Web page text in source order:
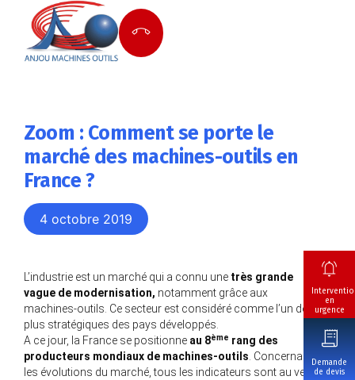
en
urgence
Demande
de devis
Zoom : Comment se porte le
marché des machines-outils en
France ?
4 octobre 2019
L’industrie est un marché qui a connu une très grande
vague de modernisation, notamment grâce aux
machines-outils. Ce secteur est considéré comme l’un des
plus stratégiques des pays développés.
A ce jour, la France se positionne au 8ème rang des
producteurs mondiaux de machines-outils . Concernant
les évolutions du marché, tous les indicateurs sont au vert